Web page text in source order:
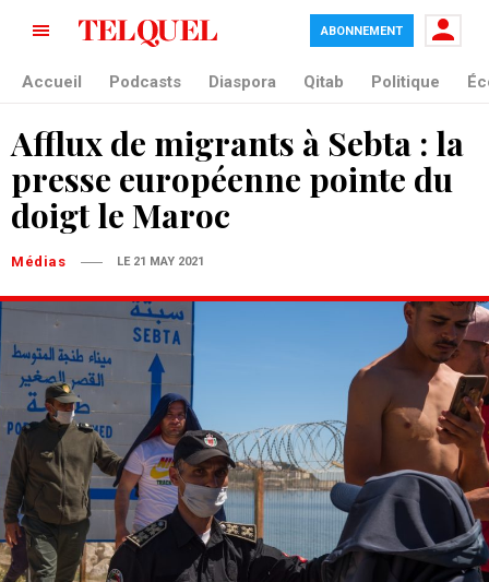
ABONNEMENT
Accueil Podcasts Diaspora Qitab Politique
Afflux de migrants à Sebta : la
presse européenne pointe du
doigt le Maroc
Médias LE 21 MAY 2021